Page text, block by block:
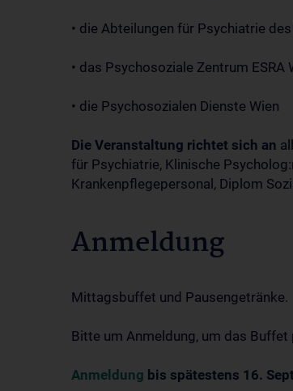
• die Abteilungen für Psychiatrie
• das Psychosoziale Zentrum ESRA
• die Psychosozialen Dienste Wien
Die Veranstaltung richtet sich an
für Psychiatrie, Klinische
Krankenpflegepersonal, Diplom
Anmeldung
Mittagsbuffet und Pausengetränke.
Bitte um Anmeldung, um das Buffet
Anmeldung bis spätestens 16.